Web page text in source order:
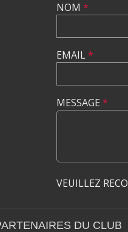
NOM *
EMAIL*
MESSAGE *
VEUILLEZ
DU CLUB